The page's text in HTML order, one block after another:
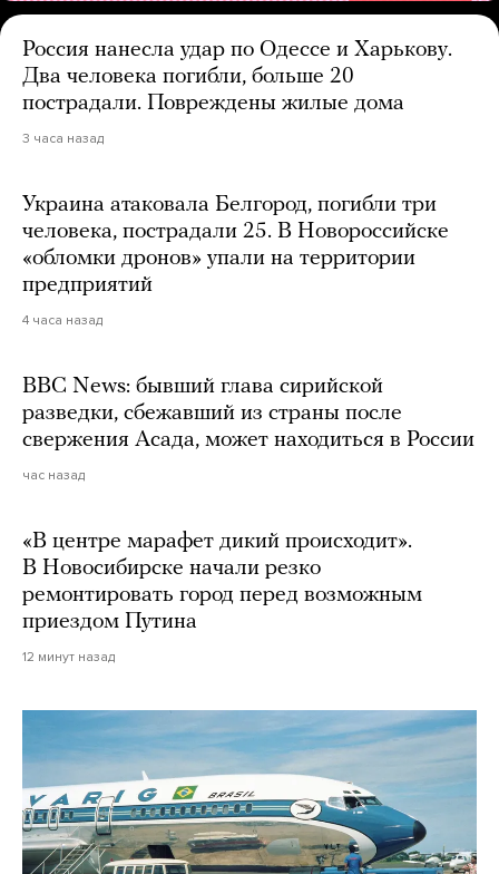
Россия нанесла удар по Одессе и Харькову.
Два человека погибли, больше 20
пострадали. Повреждены жилые дома
3 часа назад
Украина атаковала Белгород, погибли три
человека, пострадали 25. В Новороссийске
«обломки дронов» упали на территории
предприятий
4 часа назад
BBC News: бывший глава сирийской
разведки, сбежавший из страны после
свержения Асада, может находиться в России
час назад
«В центре марафет дикий происходит».
В Новосибирске начали резко
ремонтировать город перед возможным
приездом Путина
12 минут назад